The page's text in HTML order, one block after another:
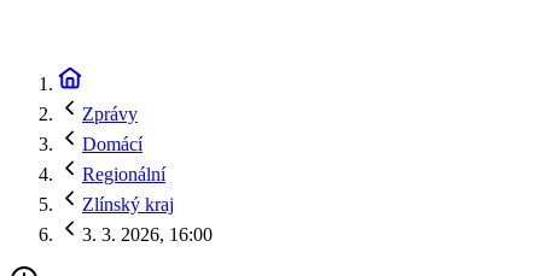
Zprávy
Domácí
Regionální
Zlínský kraj
3. 3. 2026, 16:00